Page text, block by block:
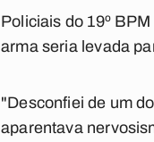
Policiais do 19º
arma seria levada
"Desconfiei de um
aparentava